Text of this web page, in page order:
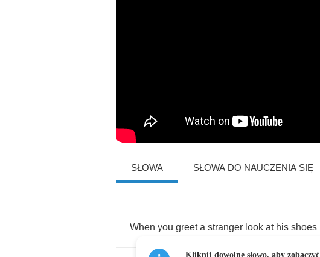
SŁOWA SŁOWA DO NAUCZENIA SIĘ
When you greet a stranger look at his shoes
Kliknij dowolne słowo, aby zobaczyć